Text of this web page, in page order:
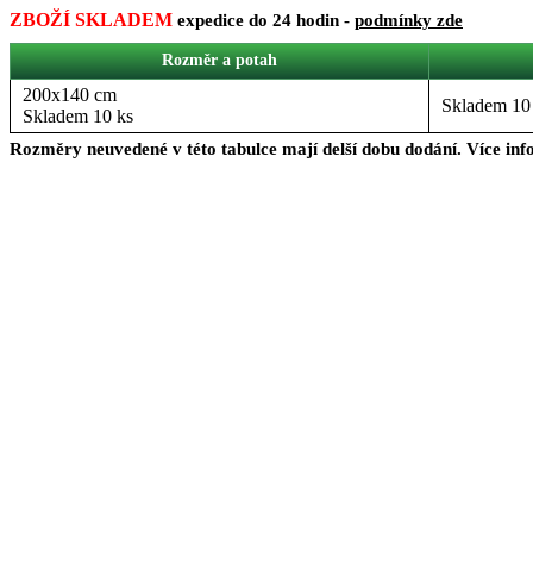
ZBOŽÍ SKLADEM expedice do 24 hodin - podmínky zde
Rozměr a potah
200x140 cm
Skladem 10 ks
Skladem
Rozměry neuvedené v této tabulce mají delší dobu dodání. Více